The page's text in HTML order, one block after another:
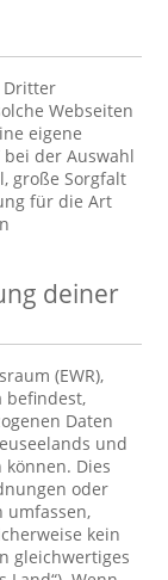
Dritter
Webseiten
eigene
bei der Auswahl
große Sorgfalt
für die Art
deiner
(EWR),
befindest,
Daten
und
Dies
oder
umfassen,
kein
gleichwertiges